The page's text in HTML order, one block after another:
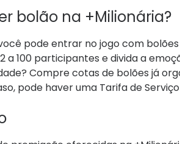
bolão na +Milionária?
pode entrar no jogo com
a 100 participantes e divida a
Compre cotas de bolões já
pode haver uma Tarifa de